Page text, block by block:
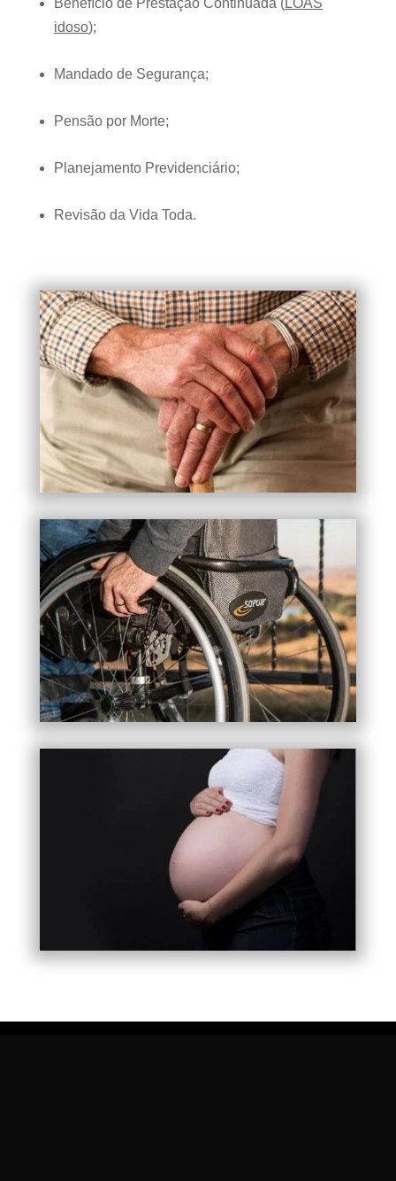
Benefício de Prestação Continuada ( LOAS
idoso);
Mandado de Segurança;
Pensão por Morte;
Planejamento Previdenciário;
Revisão da Vida Toda.